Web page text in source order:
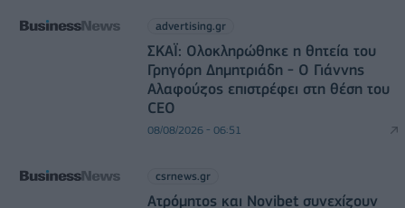
advertising.gr
ΣΚΑΪ: Ολοκληρώθηκε η θητεία του
Γρηγόρη Δημητριάδη - Ο Γιάννης
Αλαφούζος επιστρέφει στη θέση του
CEO
08/08/2026 - 06:51
csrnews.gr
Ατρόμητος και Novibet συνεχίζουν